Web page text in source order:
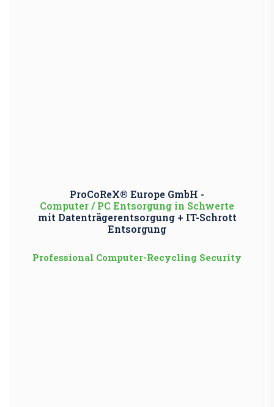
ProCoReX® Europe GmbH -
Computer / PC Entsorgung in Schwerte
mit Datenträgerentsorgung + IT-Schrott
Entsorgung
Professional Computer-Recycling Security